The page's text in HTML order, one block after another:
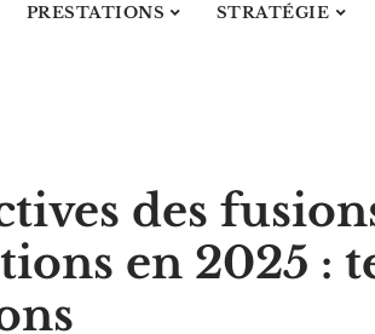
PRESTATIONS STRATÉGIE
des
en 2025 :